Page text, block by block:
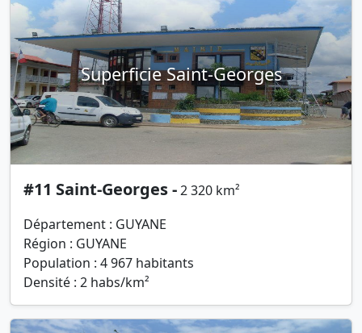
Superficie Saint-Georges
#11 Saint-Georges -2 320 km²
Département : GUYANE
Région : GUYANE
Population : 4 967 habitants
Densité : 2 habs/km²